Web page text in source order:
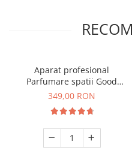
Aparat profesional
Parfumare spatii Good
Scent GS 100, culoare alba
349,00 RON